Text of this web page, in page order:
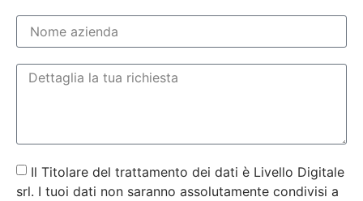
Il Titolare del trattamento dei dati è Livello Digitale
srl. I tuoi dati non saranno assolutamente condivisi a